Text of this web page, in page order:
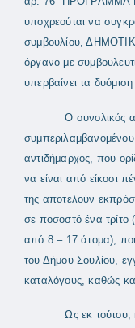
υποχρεούται να
συμβουλίου,
όργανο με
υπερβαίνει τα
Ο συνολικός
αντιδήμαρχος, που
να είναι από είκοσι
της αποτελούν
σε ποσοστό ένα τρίτο
από 8 – 17 άτομα),
του Δήμου Σουλίου,
καταλόγους, καθώς
Ως εκ τούτου,